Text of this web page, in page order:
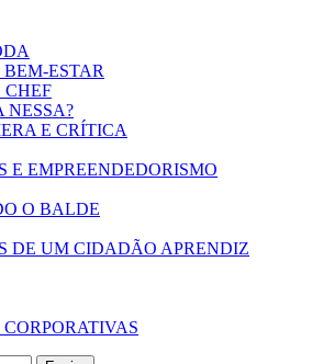
ESTAR
CHEF
NESSA?
E CRÍTICA
E EMPREENDEDORISMO
O BALDE
DE UM CIDADÃO APRENDIZ